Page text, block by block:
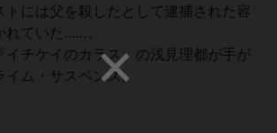
トには父を殺したとして逮捕された容
れていた……。
イチケイのカラス』の浅見理都が手が
ム・サスペンス。